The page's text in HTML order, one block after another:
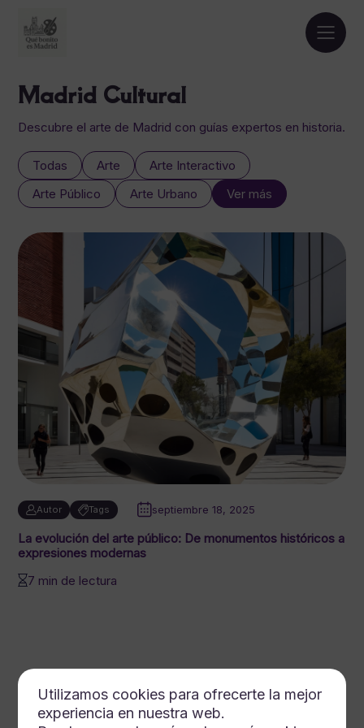
Madrid Cultural
Descubre el arte de Madrid con guías expertos en historia.
Todas Arte
Arte Interactivo
Arte Público
Arte Urbano Ver más
Autor Tags septiembre 18, 2025
La evolución del arte público: De monumentos históricos a
expresiones modernas
7 min de lectura
Utilizamos cookies para ofrecerte la mejor
experiencia en nuestra web.